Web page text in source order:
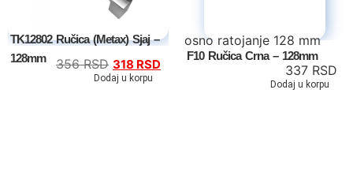
TK12802 Ručica (Metax) Sjaj –
128mm
356RSD 318 RSD
Dodaj u korpu
osno ratojanje 128 mm
F10 Ručica Crna – 128mm
337 RSD
Dodaj u korpu
Dečije sobe
Specijalne ponude